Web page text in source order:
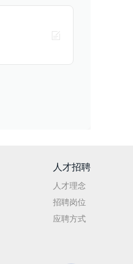
人才招聘
人才理念
招聘岗位
应聘方式